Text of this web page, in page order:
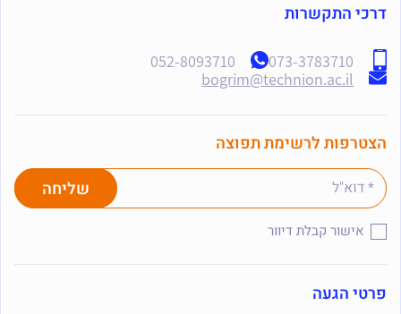
פרטי הגעה
דרכי התקשרות
073-3783710
052-8093710
bogrim@technion.ac.il
הצטרפות לרשימת תפוצה
אישור קבלת דיוור